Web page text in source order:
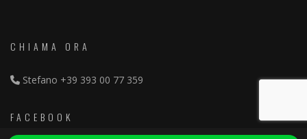
CHIAMA ORA
Stefano +39 393 00 77 359
FACEBOOK